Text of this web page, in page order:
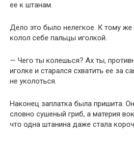
ее к штанам.
Дело это было нелегкое. К тому
колол себе пальцы иголкой.
— Чего ты колешься? Ах ты,
иголке и старался схватить ее за
не уколоться.
Наконец заплатка была пришита.
словно сушеный гриб, а материя
что одна штанина даже стала